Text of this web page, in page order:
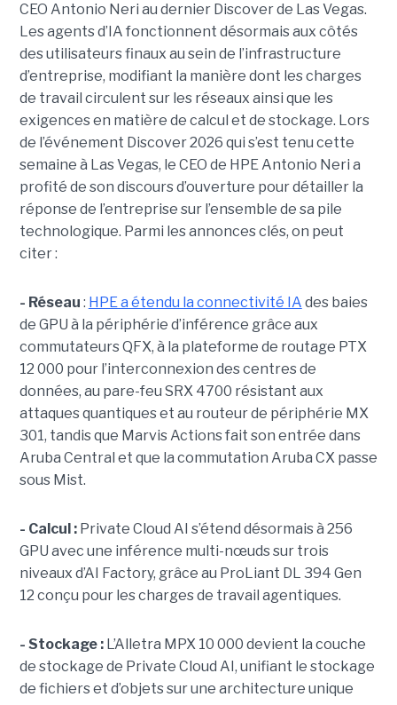
CEO Antonio Neri au dernier Discover de Las Vegas.
Les agents d’IA fonctionnent désormais aux côtés
des utilisateurs finaux au sein de l’infrastructure
d’entreprise, modifiant la manière dont les charges
de travail circulent sur les réseaux ainsi que les
exigences en matière de calcul et de stockage. Lors
de l’événement Discover 2026 qui s’est tenu cette
semaine à Las Vegas, le CEO de HPE Antonio Neri a
profité de son discours d’ouverture pour détailler la
réponse de l’entreprise sur l’ensemble de sa pile
technologique. Parmi les annonces clés, on peut
citer :
- Réseau : HPE a étendu la connectivité IA des baies
de GPU à la périphérie d’inférence grâce aux
commutateurs QFX, à la plateforme de routage PTX
12 000 pour l’interconnexion des centres de
données, au pare-feu SRX 4700 résistant aux
attaques quantiques et au routeur de périphérie MX
301, tandis que Marvis Actions fait son entrée dans
Aruba Central et que la commutation Aruba CX passe
sous Mist.
- Calcul :Private Cloud AI s’étend désormais à 256
GPU avec une inférence multi-nœuds sur trois
niveaux d’AI Factory, grâce au ProLiant DL 394 Gen
12 conçu pour les charges de travail agentiques.
- Stockage :L’Alletra MPX 10 000 devient la couche
de stockage de Private Cloud AI, unifiant le stockage
de fichiers et d’objets sur une architecture unique